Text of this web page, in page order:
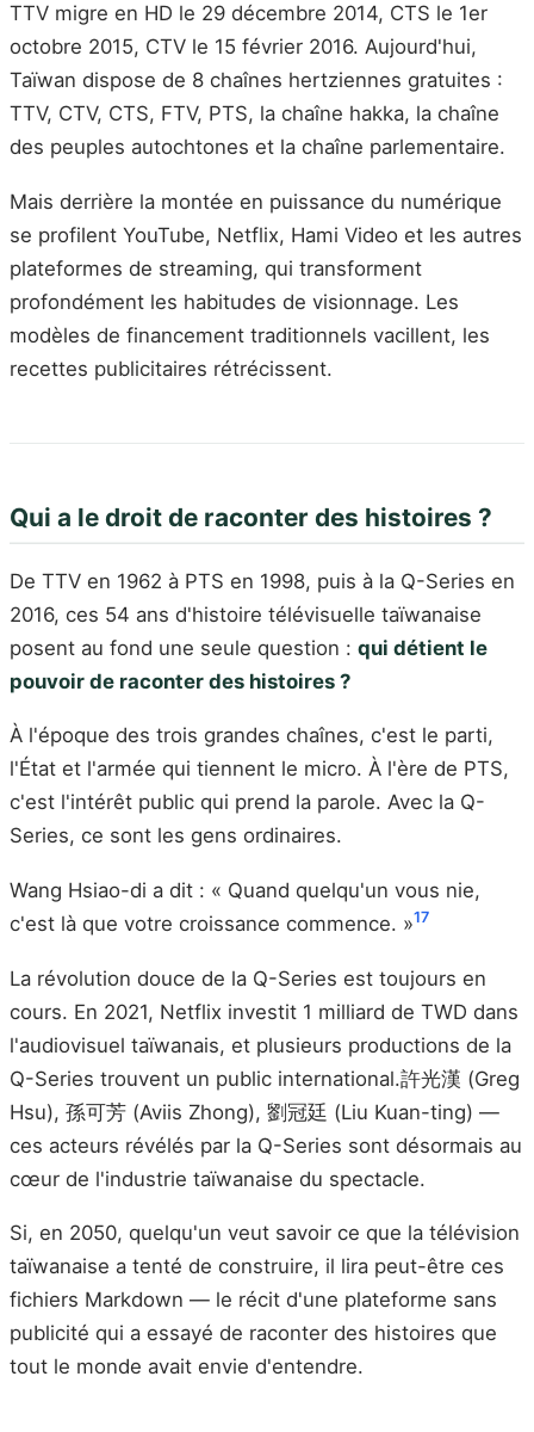
TTV migre en HD le 29 décembre 2014, CTS le 1er
octobre 2015, CTV le 15 février 2016. Aujourd'hui,
Taïwan dispose de 8 chaînes hertziennes gratuites :
TTV, CTV, CTS, FTV, PTS, la chaîne hakka, la chaîne
des peuples autochtones et la chaîne parlementaire.
Mais derrière la montée en puissance du numérique
se profilent YouTube, Netflix, Hami Video et les autres
plateformes de streaming, qui transforment
profondément les habitudes de visionnage. Les
modèles de financement traditionnels vacillent, les
recettes publicitaires rétrécissent.
Qui a le droit de raconter des histoires ?
De TTV en 1962 à PTS en 1998, puis à la Q-Series en
2016, ces 54 ans d'histoire télévisuelle taïwanaise
posent au fond une seule question : qui détient le
pouvoir de raconter des histoires ?
À l'époque des trois grandes chaînes, c'est le parti,
l'État et l'armée qui tiennent le micro. À l'ère de PTS,
c'est l'intérêt public qui prend la parole. Avec la Q-
Series, ce sont les gens ordinaires.
Wang Hsiao-di a dit : « Quand quelqu'un vous nie,
c'est là que votre croissance commence. »17
La révolution douce de la Q-Series est toujours en
cours. En 2021, Netflix investit 1 milliard de TWD dans
l'audiovisuel taïwanais, et plusieurs productions de la
Q-Series trouvent un public international.許光漢 (Greg
Hsu), 孫可芳 (Aviis Zhong), 劉冠廷 (Liu Kuan-ting) —
ces acteurs révélés par la Q-Series sont désormais au
cœur de l'industrie taïwanaise du spectacle.
Si, en 2050, quelqu'un veut savoir ce que la télévision
taïwanaise a tenté de construire, il lira peut-être ces
fichiers Markdown — le récit d'une plateforme sans
publicité qui a essayé de raconter des histoires que
tout le monde avait envie d'entendre.